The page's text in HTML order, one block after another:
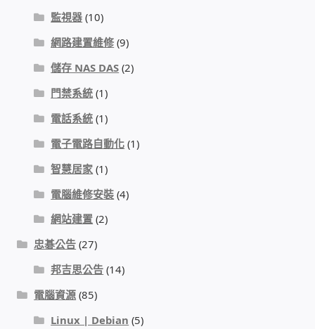
電話總機 對講機
迅時數位網路電話總機
IP-PBX 租賃 借測 (雲端總機)
DCS 數位通訊系統
安立達(Aristel)
網路型門口視訊對講機
監視器 (10)
網路建置維修 (9)
儲存 NAS DAS (2)
門禁系統 (1)
電話系統 (1)
電子電路自動化 (1)
智慧居家 (1)
電腦維修安裝 (4)
網站建置 (2)
忠碁公告 (27)
邦吉思公告 (14)
電腦資源 (85)
Linux | Debian (5)